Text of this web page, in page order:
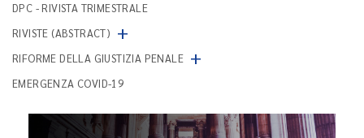
DPC - RIVISTA TRIMESTRALE
RIVISTE (ABSTRACT) +
RIFORME DELLA GIUSTIZIA PENALE +
EMERGENZA COVID-19